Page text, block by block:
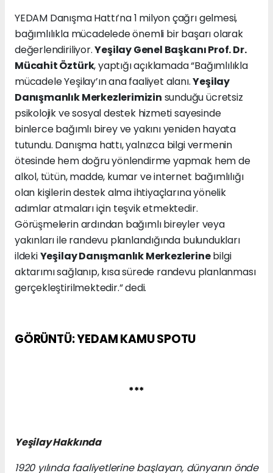
YEDAM Danışma Hattı’na 1 milyon çağrı gelmesi,
bağımlılıkla mücadelede önemli bir başarı olarak
değerlendiriliyor.Yeşilay Genel Başkanı Prof. Dr.
Mücahit Öztürk, yaptığı açıklamada “Bağımlılıkla
mücadele Yeşilay’ın ana faaliyet alanı.Yeşilay
Danışmanlık Merkezlerimizin sunduğu ücretsiz
psikolojik ve sosyal destek hizmeti sayesinde
binlercebağımlı birey ve yakını yeniden hayata
tutundu. Danışma hattı, yalnızca bilgi vermenin
ötesinde hem doğru yönlendirme yapmak hem de
alkol, tütün, madde, kumar ve internet bağımlılığı
olan kişilerin destek alma ihtiyaçlarına yönelik
adımlar atmaları için teşvik etmektedir.
Görüşmelerin ardından bağımlı bireyler veya
yakınları ile randevu planlandığında bulundukları
ildekiYeşilay Danışmanlık Merkezlerinebilgi
aktarımı sağlanıp, kısa sürede randevu planlanması
gerçekleştirilmektedir.” dedi.
GÖRÜNTÜ: YEDAM KAMU SPOTU
***
Yeşilay Hakkında
1920 yılında faaliyetlerine başlayan, dünyanın önde